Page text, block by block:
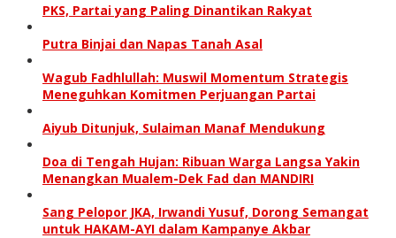
PKS, Partai yang Paling Dinantikan Rakyat
Putra Binjai dan Napas Tanah Asal
Wagub Fadhlullah: Muswil Momentum Strategis
Meneguhkan Komitmen Perjuangan Partai
Aiyub Ditunjuk, Sulaiman Manaf Mendukung
Doa di Tengah Hujan: Ribuan Warga Langsa Yakin
Menangkan Mualem-Dek Fad dan MANDIRI
Sang Pelopor JKA, Irwandi Yusuf, Dorong Semangat
untuk HAKAM-AYI dalam Kampanye Akbar